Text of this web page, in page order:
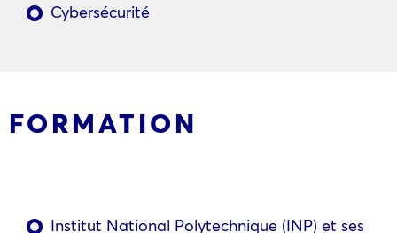
Cybersécurité
FORMATION
Institut National Polytechnique (INP) et ses